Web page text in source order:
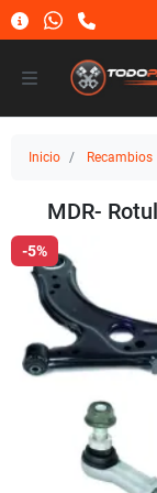
Inicio Recambios
MDR-
-5%